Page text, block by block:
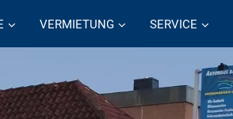
VERMIETUNG SERVICE